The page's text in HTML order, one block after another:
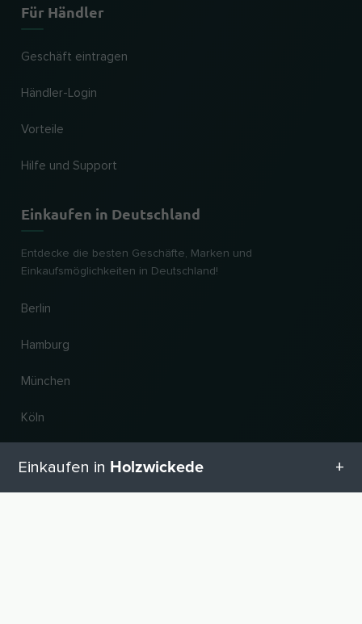
Für Händler
Geschäft eintragen
Händler-Login
Vorteile
Hilfe und Support
Einkaufen in Deutschland
Entdecke die besten Geschäfte, Marken und
Einkaufsmöglichkeiten in Deutschland!
Berlin
Hamburg
München
Köln
Hannover
Einkaufen in Holzwickede